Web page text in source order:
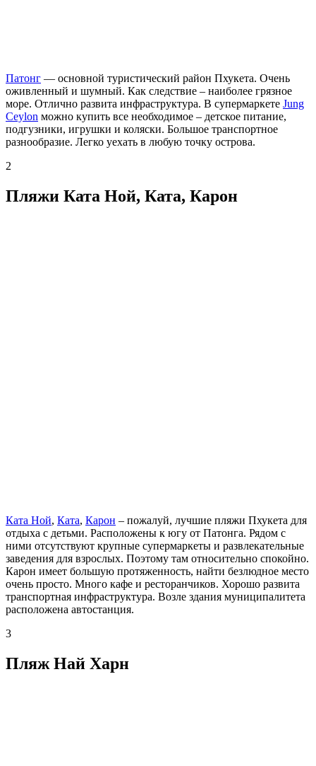
Патонг — основной туристический район Пхукета. Очень
оживленный и шумный. Как следствие – наиболее грязное
море. Отлично развита инфраструктура. В супермаркете Jung
Ceylon можно купить все необходимое – детское питание,
подгузники, игрушки и коляски. Большое транспортное
разнообразие. Легко уехать в любую точку острова.
2
Пляжи Ката Ной, Ката, Карон
Ката Ной, Ката, Карон – пожалуй, лучшие пляжи Пхукета для
отдыха с детьми. Расположены к югу от Патонга. Рядом с
ними отсутствуют крупные супермаркеты и развлекательные
заведения для взрослых. Поэтому там относительно спокойно.
Карон имеет большую протяженность, найти безлюдное место
очень просто. Много кафе и ресторанчиков. Хорошо развита
транспортная инфраструктура. Возле здания муниципалитета
расположена автостанция.
3
Пляж Най Харн